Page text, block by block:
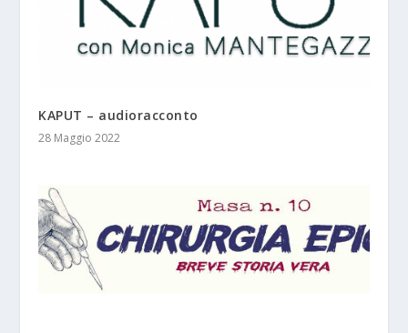
KAPUT – audioracconto
28 Maggio 2022